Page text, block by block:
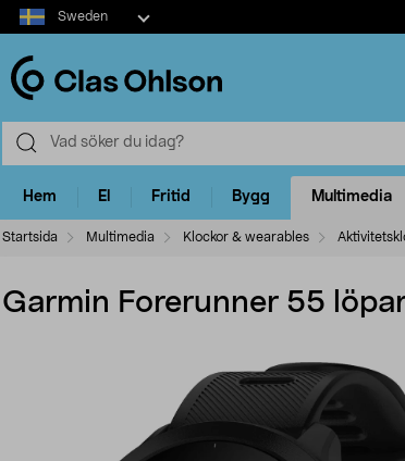
Select
market
Sweden
Hem El Fritid Bygg Multimedia
Startsida Multimedia Klockor & wearables
Garmin Forerunner 55